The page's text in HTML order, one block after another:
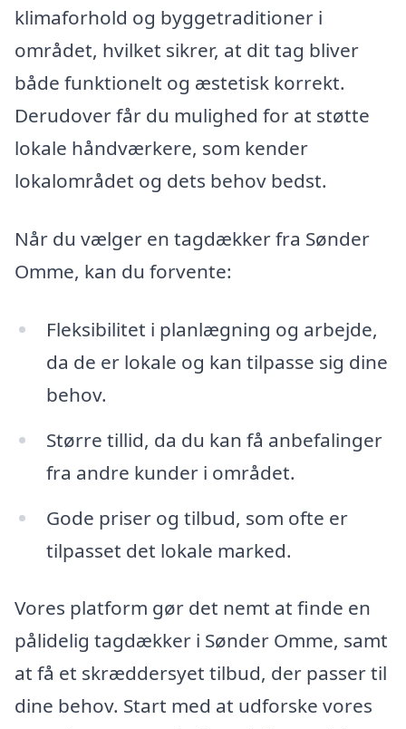
klimaforhold og byggetraditioner i
området, hvilket sikrer, at dit tag bliver
både funktionelt og æstetisk korrekt.
Derudover får du mulighed for at støtte
lokale håndværkere, som kender
lokalområdet og dets behov bedst.
Når du vælger en tagdækker fra Sønder
Omme, kan du forvente:
Fleksibilitet i planlægning og arbejde,
da de er lokale og kan tilpasse sig dine
behov.
Større tillid, da du kan få anbefalinger
fra andre kunder i området.
Gode priser og tilbud, som ofte er
tilpasset det lokale marked.
Vores platform gør det nemt at finde en
pålidelig tagdækker i Sønder Omme, samt
at få et skræddersyet tilbud, der passer til
dine behov. Start med at udforske vores